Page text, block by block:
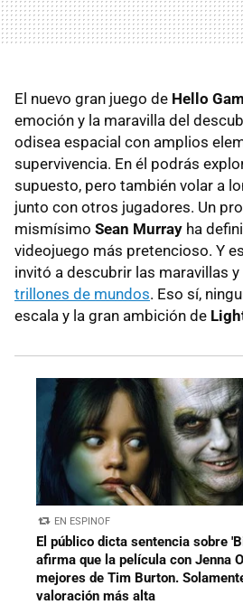
El nuevo gran juego de Hello
emoción y la maravilla del
odisea espacial con amplios
supervivencia. En él podrás
supuesto, pero también volar a
junto con otros jugadores. Un
mismísimo Sean Murray ha
videojuego más pretencioso. Y
invitó a descubrir las maravillas
trillones de mundos. Eso sí,
escala y la gran ambición de
EN ESPINOF
El público dicta sentencia sobre
afirma que la película con Jenna
mejores de Tim Burton.
valoración más alta